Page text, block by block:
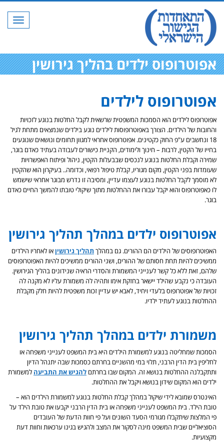
תפריט
אפוטרופוס ילדים בהליך גירושין
אפוטרופוס לילדים
אפוטרופוס לילדים הוא הסמכות המשפטית שרשאית לקבל החלטות בנוגע לזכויות
והחובות של הילדים. הצורך באפוטרופוסות לילדים נוגע בילדים שנמצאים מתחת לגיל
18 ונחשבים ע"פ החוק כקטינים. אפוטרופוס אחראי למגוון תחומים ונושאים שנוגעים
בחייו של הקטין, לרבות – חינוך ולימודים, הקניית כישורים לעבודה בעתיד כאדם בוגר,
שמירה וקבלת החלטות בנוגע לנכסים שבבעלות הקטין, ניהול ופיתוח האפשרויות
שעומדות בפני הקטין, מקום מגוריו, קבלת טיפול רפואי, וכדומה.. בעיקרון הוא שהקטין
לא מוסמך לקבל החלטות בנוגע לעצמו עדיין, ומסיבה זו נדרש מבוגר אחראי שישמש
לו כאפוטרופוס והוא יקבל עבורו את ההחלטות מתוך שיקולי טובתו להמשך החיים כאדם
בוגר.
אפוטרופוס ילדים במהלך תהליך גירושין
האפוטרופוסים של הילדים הם ההורים. גם במהלךתהליך גירושיןאו לאחריו הילדים
ממשיכים להיות תחת חסותם של ההורים, ושני ההורים ממשיכים להיות האפוטרופוסים
שלהם, זאת ללא כל קשר לענייני המשמורת והסדרי הראיה שנידונים בהליך הגירושין.
העובדה כי נקבע שהילד יישאר בחזקת אימו ותהיה לה משמורת עליו לא מקנה לה
זכויות של אפוטרופוס בלעדי ויחיד, לאבא יש עדיין זכות משפטית להיות חלק מקבלת
ההחלטות בנוגע לעתיד ילדיו.
משמורת ילדים במהלך תהליך גירושין
הסמכות שמחליטה בנוגע למשמורת הילדים היא בית המשפט לענייני משפחה או
לחליפין בית הדין הרבני, תלוי במי מהשניים בחרתם כסמכות שבה יתנהל הדיון
ותתקבלנה ההחלטות בנושא זה. המקום שבו בחרתם להגיש את התביעה למשמורת
ילדים הוא המקום שידון בנושא ויקבל את ההחלטות.
האינטרס שמובא לידי שיקול במהלך קבלת החלטות בנוגע למשמורת הילדים הוא –
טובת הילד. בית המשפט לענייני משפחה או בית הדין הרבני יקבעו את טובת הילד על
פי המלצות שיתקבלו מגורמי הסעד השונים ועל פי חוות הדעת של העובדים
הסוציאליים שבית המשפט מינה לסקור את המצב ולהגיש בגינו ערכאות וחוות דעת
מקצועיות.